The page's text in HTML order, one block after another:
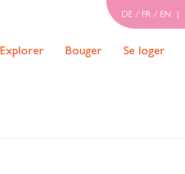
DE / FR / EN
Explorer Bouger Se loger